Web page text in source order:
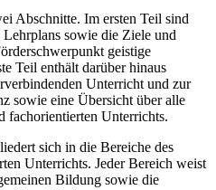
Abschnitte. Im ersten Teil sind
sowie die Ziele und
geistige
Teil enthält darüber hinaus
Unterricht und zur
sowie eine Übersicht über alle
fachorientierten Unterrichts.
sich in die Bereiche des
Unterrichts. Jeder Bereich weist
Bildung sowie die